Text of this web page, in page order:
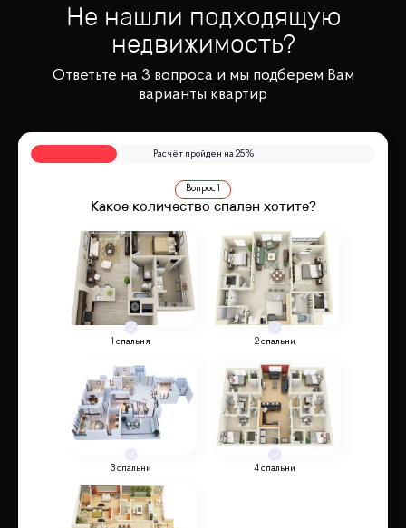
Не нашли подходящую
недвижимость?
Ответьте на 3 вопроса и мы подберем Вам
варианты квартир
Расчёт пройден на25%
Вопрос 1
Какое количество спален хотите?
1 спальня 2 спальни
3 спальни 4 спальни